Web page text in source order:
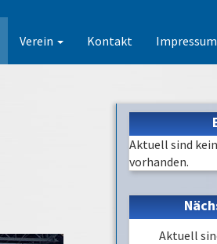
Verein Kontakt Impressum
Aktuell sind
vorhanden.
Aktuell